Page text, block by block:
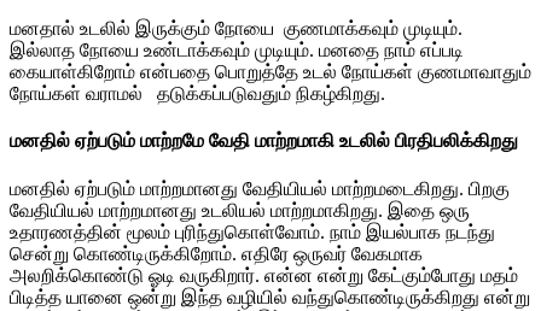
மனதால் உடலில் இருக்கும் நோயை குணமாக்கவும் முடியும்.
இல்லாத நோயை உண்டாக்கவும் முடியும். மனதை நாம் எப்படி
கையாள்கிறோம் என்பதை பொறுத்தே உடல் நோய்கள் குணமாவாதும்
நோய்கள் வராமல் தடுக்கப்படுவதும் நிகழ்கிறது.
மனதில் ஏற்படும் மாற்றமே வேதி மாற்றமாகி உடலில் பிரதிபலிக்கிறது
மனதில் ஏற்படும் மாற்றமானது வேதியியல் மாற்றமடைகிறது. பிறகு
வேதியியல் மாற்றமானது உடலியல் மாற்றமாகிறது. இதை ஒரு
உதாரணத்தின் மூலம் புரிந்துகொள்வோம். நாம் இயல்பாக நடந்து
சென்று கொண்டிருக்கிறோம். எதிரே ஒருவர் வேகமாக
அலறிக்கொண்டு ஓடி வருகிறார். என்ன என்று கேட்கும்போது மதம்
பிடித்த யானை ஒன்று இந்த வழியில் வந்துகொண்டிருக்கிறது என்று